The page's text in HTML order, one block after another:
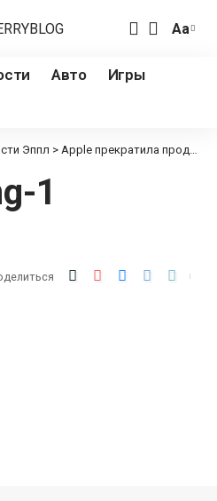
Аа
Авто
Игры
Эппл > Apple прекратила продажи iPhone 5s и iPad Air первого поколения
1